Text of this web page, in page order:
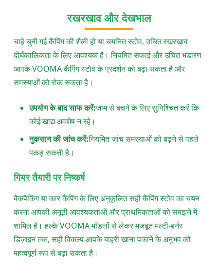
रखरखाव और देखभाल
चाहे चुनी गई कैंपिंग की शैली हो या चयनित स्टोव, उचित रखरखाव
दीर्घकालिकता के लिए आवश्यक है। नियमित सफाई और उचित भंडारण
आपके VOOMA कैंपिंग स्टोव के प्रदर्शन को बढ़ा सकता है और
समस्याओं को रोक सकता है।
उपयोग के बाद साफ करें:जाम से बचने के लिए सुनिश्चित करें कि
कोई खाद्य अवशेष न रहे।
नुकसान की जांच करें:नियमित जांच समस्याओं को बढ़ने से पहले
पकड़ सकती है।
गियर तैयारी पर निष्कर्ष
बैकपैकिंग या कार कैंपिंग के लिए अनुकूलित सही कैंपिंग स्टोव का चयन
करना आपकी अनूठी आवश्यकताओं और प्राथमिकताओं को समझने में
शामिल है। हल्के VOOMA मॉडलों से लेकर मजबूत मल्टी-बर्नर
डिज़ाइन तक, सही विकल्प आपके बाहरी खाना पकाने के अनुभव को
महत्वपूर्ण रूप से बढ़ा सकता है।